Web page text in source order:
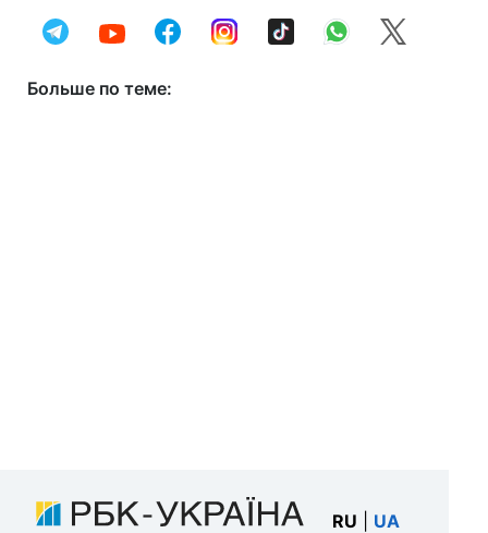
Больше по теме:
RU UA